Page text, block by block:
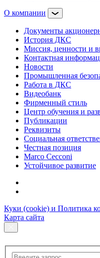
О компании
Документы
История ДКС
Миссия, ценности и
Контактная
Новости
Промышленная
Работа в ДКС
Видеобанк
Фирменный стиль
Центр обучения и
Публикации
Реквизиты
Социальная
Честная позиция
Marco Cecconi
Устойчивое развитие
Куки (cookie) и Политика
Карта сайта